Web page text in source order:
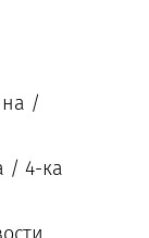
/
/ 4-ка